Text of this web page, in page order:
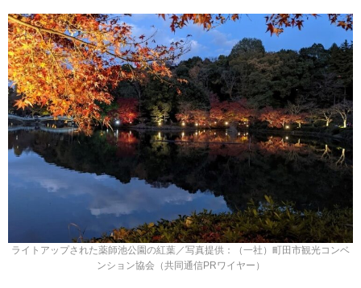
ライトアップされた薬師池公園の紅葉／写真提供：（一社）町田市観光コンベ
ンション協会（共同通信PRワイヤー）